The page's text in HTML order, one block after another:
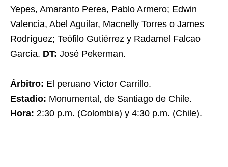
Yepes, Amaranto Perea, Pablo Armero; Edwin
Valencia, Abel Aguilar, Macnelly Torres o James
Rodríguez; Teófilo Gutiérrez y Radamel Falcao
García. DT: José Pekerman.
Árbitro: El peruano Víctor Carrillo.
Estadio: Monumental, de Santiago de Chile.
Hora: 2:30 p.m. (Colombia) y 4:30 p.m. (Chile).